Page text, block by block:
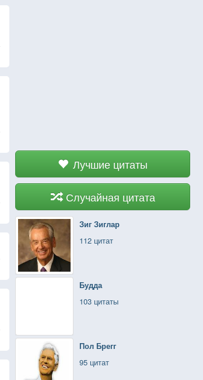
Лучшие цитаты
Случайная цитата
Зиг Зиглар
112 цитат
Будда
103 цитаты
Пол Брегг
95 цитат